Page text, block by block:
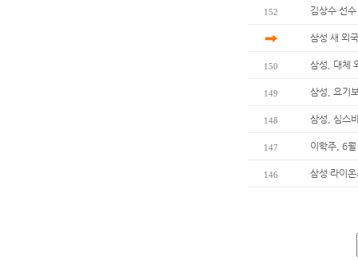
152 김상수 선
삼성 새 외
150 삼성, 대체
149 삼성, 요기
148 삼성, 심스
147 이학주, 6
146 삼성 라이